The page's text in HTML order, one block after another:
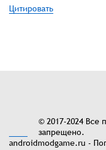
Цитировать
© 2017-2024 Все
запрещено.
androidmodgame.ru -